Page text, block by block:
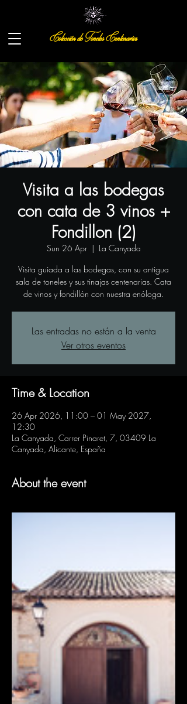
Colección de Toneles Centenarios
Visita a las bodegas
con cata de 3 vinos +
Fondillon (2)
Sun 26 Apr
  |
La Canyada
Visita guiada a las bodegas, con su antigua
sala de toneles y sus tinajas centenarias. Cata
de vinos y fondillón con nuestra enóloga.
Las entradas no están a la venta
Ver otros eventos
Time & Location
26 Apr 2026, 11:00 – 01 May 2027,
12:30
La Canyada, Carrer Pinaret, 7, 03409 La
Canyada, Alicante, España
About the event